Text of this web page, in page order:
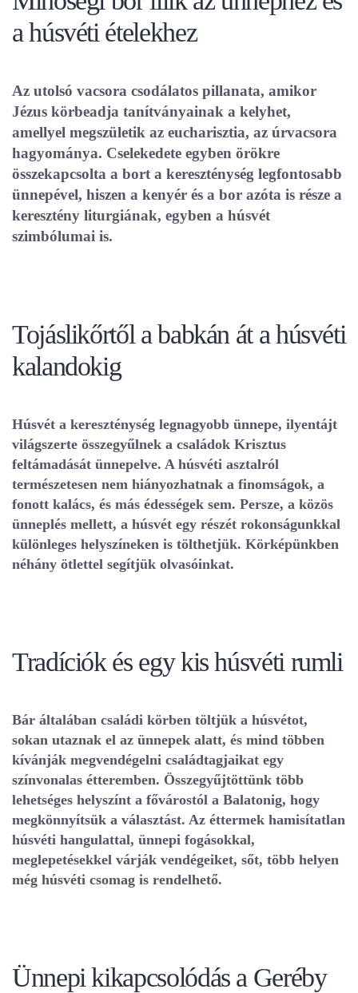
a húsvéti ételekhez
Az utolsó vacsora csodálatos pillanata, amikor
Jézus körbeadja tanítványainak a kelyhet,
amellyel megszületik az eucharisztia, az úrvacsora
hagyománya. Cselekedete egyben örökre
összekapcsolta a bort a kereszténység legfontosabb
ünnepével, hiszen a kenyér és a bor azóta is része a
keresztény liturgiának, egyben a húsvét
szimbólumai is.
Tojáslikőrtől a babkán át a húsvéti
kalandokig
Húsvét a kereszténység legnagyobb ünnepe, ilyentájt
világszerte összegyűlnek a családok Krisztus
feltámadását ünnepelve. A húsvéti asztalról
természetesen nem hiányozhatnak a finomságok, a
fonott kalács, és más édességek sem. Persze, a közös
ünneplés mellett, a húsvét egy részét rokonságunkkal
különleges helyszíneken is tölthetjük. Körképünkben
néhány ötlettel segítjük olvasóinkat.
Tradíciók és egy kis húsvéti rumli
Bár általában családi körben töltjük a húsvétot,
sokan utaznak el az ünnepek alatt, és mind többen
kívánják megvendégelni családtagjaikat egy
színvonalas étteremben. Összegyűjtöttünk több
lehetséges helyszínt a fővárostól a Balatonig, hogy
megkönnyítsük a választást. Az éttermek hamisítatlan
húsvéti hangulattal, ünnepi fogásokkal,
meglepetésekkel várják vendégeiket, sőt, több helyen
még húsvéti csomag is rendelhető.
Ünnepi kikapcsolódás a Geréby